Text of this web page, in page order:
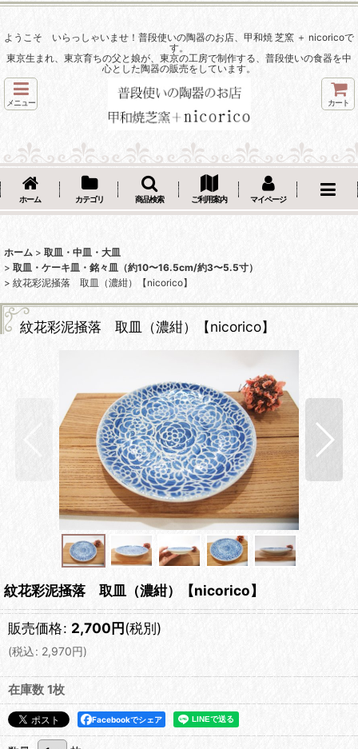
ようこそ いらっしゃいませ！普段使いの陶器のお店、甲和焼 芝窯 ＋ nicoricoで
す。
東京生まれ、東京育ちの父と娘が、東京の工房で制作する、普段使いの食器を中
心とした陶器の販売をしています。
メニュー カート
ホーム カテゴリ 商品検索 ご利用案内 マイページ
ホーム > 取皿・中皿・大皿
> 取皿・ケーキ皿・銘々皿（約10〜16.5cm/約3〜5.5寸）
> 紋花彩泥掻落 取皿（濃紺）【nicorico】
紋花彩泥掻落 取皿（濃紺）【nicorico】
紋花彩泥掻落 取皿（濃紺）【nicorico】
販売価格: 2,700円(税別)
(税込: 2,970円)
在庫数 1枚
Facebookでシェア